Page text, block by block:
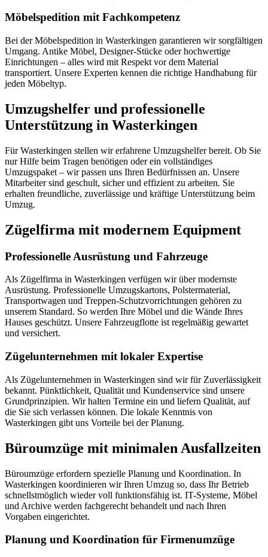
Möbelspedition mit Fachkompetenz
Bei der Möbelspedition in Wasterkingen garantieren wir sorgfältigen
Umgang. Antike Möbel, Designer-Stücke oder hochwertige
Einrichtungen – alles wird mit Respekt vor dem Material
transportiert. Unsere Experten kennen die richtige Handhabung für
jeden Möbeltyp.
Umzugshelfer und professionelle
Unterstützung in Wasterkingen
Für Wasterkingen stellen wir erfahrene Umzugshelfer bereit. Ob Sie
nur Hilfe beim Tragen benötigen oder ein vollständiges
Umzugspaket – wir passen uns Ihren Bedürfnissen an. Unsere
Mitarbeiter sind geschult, sicher und effizient zu arbeiten. Sie
erhalten freundliche, zuverlässige und kräftige Unterstützung beim
Umzug.
Zügelfirma mit modernem Equipment
Professionelle Ausrüstung und Fahrzeuge
Als Zügelfirma in Wasterkingen verfügen wir über modernste
Ausrüstung. Professionelle Umzugskartons, Polstermaterial,
Transportwagen und Treppen-Schutzvorrichtungen gehören zu
unserem Standard. So werden Ihre Möbel und die Wände Ihres
Hauses geschützt. Unsere Fahrzeugflotte ist regelmäßig gewartet
und versichert.
Zügelunternehmen mit lokaler Expertise
Als Zügelunternehmen in Wasterkingen sind wir für Zuverlässigkeit
bekannt. Pünktlichkeit, Qualität und Kundenservice sind unsere
Grundprinzipien. Wir halten Termine ein und liefern Qualität, auf
die Sie sich verlassen können. Die lokale Kenntnis von
Wasterkingen gibt uns Vorteile bei der Planung.
Büroumzüge mit minimalen Ausfallzeiten
Büroumzüge erfordern spezielle Planung und Koordination. In
Wasterkingen koordinieren wir Ihren Umzug so, dass Ihr Betrieb
schnellstmöglich wieder voll funktionsfähig ist. IT-Systeme, Möbel
und Archive werden fachgerecht behandelt und nach Ihren
Vorgaben eingerichtet.
Planung und Koordination für Firmenumzüge